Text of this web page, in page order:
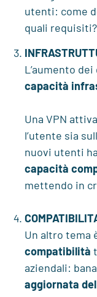
utenti: come
quali requisiti?
L’aumento
capacità
Una VPN
l’utente sia
nuovi utenti
capacità
mettendo in
Un altro tema
compatibilità
aziendali:
aggiornata